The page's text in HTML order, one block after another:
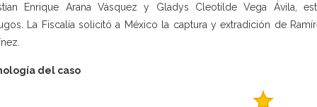
Enrique Arana Vásquez y Gladys Cleotilde Vega Ávila,
La Fiscalía solicitó a México la captura y extradición de
del caso